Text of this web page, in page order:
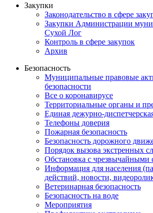
Закупки
Законодательство в сфере
Закупки Администрации
Сухой Лог
Контроль в сфере закупок
Архив
Безопасность
Муниципальные правовые
безопасности
Все о коронавирусе
Территориальные органы и
Единая дежурно-
Телефоны доверия
Пожарная безопасность
Безопасность дорожного
Порядок вызова экстренных
Обстановка с чрезвычайными
Информация для населения
действий, новости,
Ветеринарная безопасность
Безопасность на воде
Мероприятия